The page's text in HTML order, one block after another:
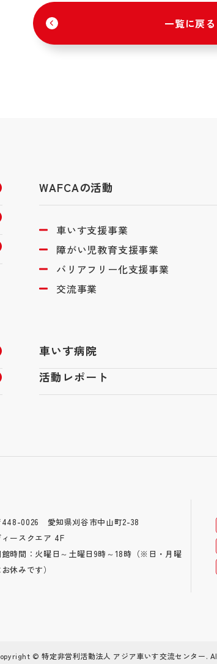
一覧に戻る
WAFCAの活動
車いす支援事業
障がい児教育支援事業
バリアフリー化支援事業
交流事業
車いす病院
活動レポート
448-0026 愛知県刈谷市中山町2-38
ィースクエア 4F
館時間：火曜日～土曜日9時～18時 （※日・月曜
休みです）
© 特定非営利活動法人 アジア車いす交流センター.